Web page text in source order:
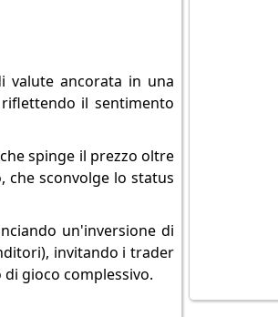
valute ancorata in una
il sentimento
spinge il prezzo oltre
che sconvolge lo status
un'inversione di
invitando i trader
gioco complessivo.